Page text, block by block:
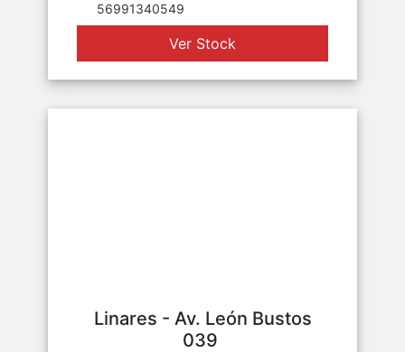
56991340549
Ver Stock
Linares - Av. León Bustos
039